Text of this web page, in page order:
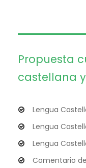
Propuesta
castellana
Lengua
Lengua
Lengua
Comentario